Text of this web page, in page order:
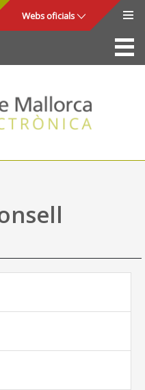
Webs oficials
La Seu
Consell de Mallorca
Accés i seguretat
Utilitats
Ajuda